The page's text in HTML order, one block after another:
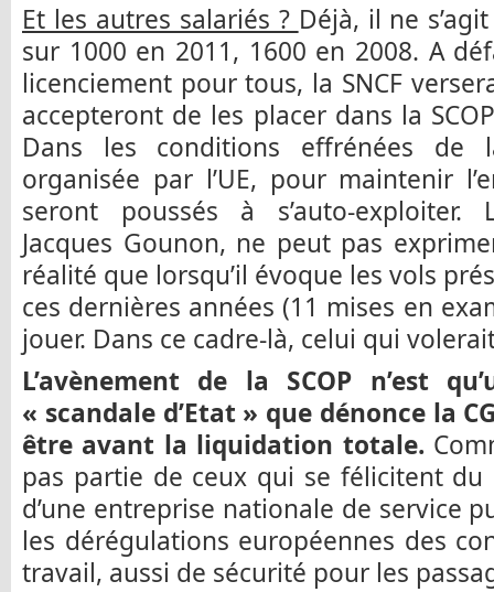
Et les autres salariés ? Déjà, il ne
sur 1000 en 2011, 1600 en 2008. A
licenciement pour tous, la SNCF
accepteront de les placer dans la
Dans les conditions effrénées de
organisée par l’UE, pour maintenir
seront poussés à s’auto-exploiter.
Jacques Gounon, ne peut pas
réalité que lorsqu’il évoque les vols
ces dernières années (11 mises en
jouer. Dans ce cadre-là, celui qui
L’avènement de la SCOP n’est
« scandale d’Etat » que dénonce la
être avant la liquidation totale.
pas partie de ceux qui se félicitent
d’une entreprise nationale de service
les dérégulations européennes des
travail, aussi de sécurité pour les